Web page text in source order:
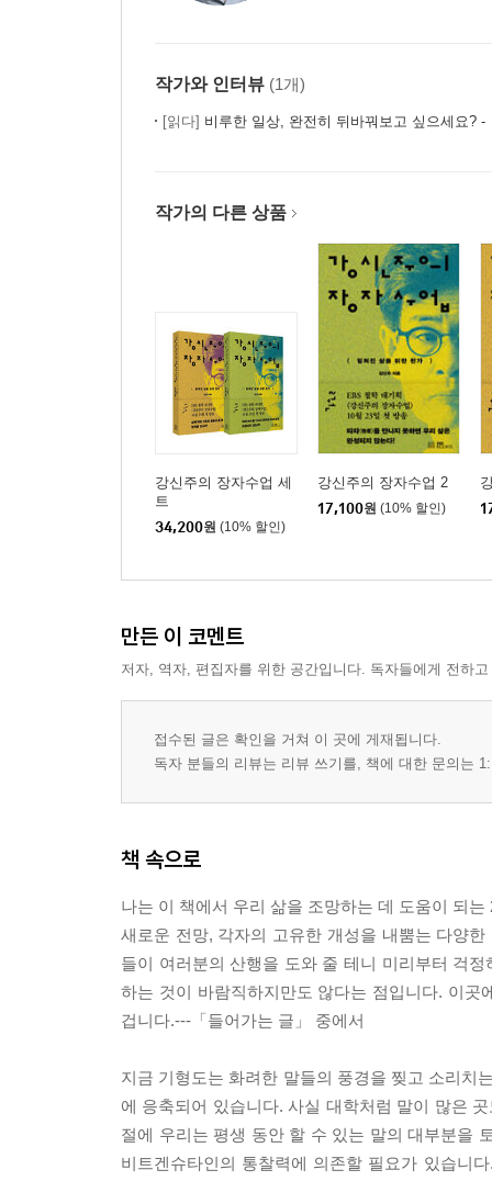
미쓰코시 백화점을 노래했던 모던보이 / 모던하
기다림, 기다림, 그리고 기다림! / 사랑이란 과연
21. 한국 사유의 논리 - 박동환과 김준태
도시 너머에서 발견한 희망 / 도시 밖의 생명과 사
에필로그 | 참고문헌 | 시 출처
작가와 인터뷰 (1개)
[읽다] 비루한 일상, 완전히 뒤바꿔보고 싶으세요? - 『철학
작가의 다른 상품
강신주의 장자수업 세
트
34,200원 (10% 할인)
강신주의 장자수업 2
17,100원 (10% 할인)
만든 이 코멘트
저자, 역자, 편집자를 위한 공간입니다. 독자들에게 전하
접수된 글은 확인을 거쳐 이 곳에 게재됩니다.
독자 분들의 리뷰는 리뷰 쓰기를, 책에 대한 문의는
책 속으로
나는 이 책에서 우리 삶을 조망하는 데 도움이 되
새로운 전망, 각자의 고유한 개성을 내뿜는 다양
들이 여러분의 산행을 도와 줄 테니 미리부터 걱
하는 것이 바람직하지만도 않다는 점입니다. 이
겁니다.---「들어가는 글」 중에서
지금 기형도는 화려한 말들의 풍경을 찢고 소리치
에 응축되어 있습니다. 사실 대학처럼 말이 많은
절에 우리는 평생 동안 할 수 있는 말의 대부분을
비트겐슈타인의 통찰력에 의존할 필요가 있습니